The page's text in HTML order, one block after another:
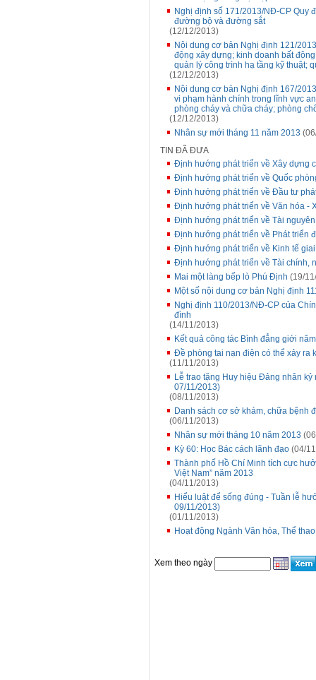
Nghị định số 171/2013/NĐ-CP Quy
đường bộ và đường sắt
(12/12/2013)
Nội dung cơ bản Nghị định 121/
động xây dựng; kinh doanh bất
quản lý công trình hạ tầng kỹ thuật;
(12/12/2013)
Nội dung cơ bản Nghị định 167/
vi phạm hành chính trong lĩnh vực
phòng cháy và chữa cháy; phòng
(12/12/2013)
Nhân sự mới tháng 11 năm 2013
TIN ĐÃ ĐƯA
Định hướng phát triển về Xây dựng
Định hướng phát triển về Quốc
Định hướng phát triển về Đầu tư
Định hướng phát triển về Văn hóa -
Định hướng phát triển về Tài
Định hướng phát triển về Phát triển
Định hướng phát triển về Kinh tế
Định hướng phát triển về Tài chính,
Mai một làng bếp lò Phú Định (19/
Một số nội dung cơ bản Nghị định
Nghị định 110/2013/NĐ-CP của
đình
(14/11/2013)
Kết quả công tác Bình đẳng giới
Đề phòng tai nạn điện có thể xảy ra
(11/11/2013)
Lễ trao tặng Huy hiệu Đảng nhân
07/11/2013)
(08/11/2013)
Danh sách cơ sở khám, chữa bệnh
(06/11/2013)
Nhân sự mới tháng 10 năm 2013
Kỳ 60: Học Bác cách lãnh đạo (04/
Thành phố Hồ Chí Minh tích cực
Việt Nam” năm 2013
(04/11/2013)
Hiểu luật để sống đúng - Tuần lễ
09/11/2013)
(01/11/2013)
Hoạt động Ngành Văn hóa, Thể
Xem theo ngày